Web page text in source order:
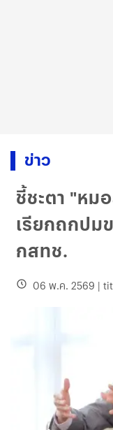
ข่าว
ชี้ชะตา "ห
เรียกถกปม
กสทช.
06 พ.ค. 2569 |